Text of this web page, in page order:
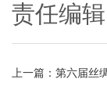
责任编
上一篇： 第六届丝